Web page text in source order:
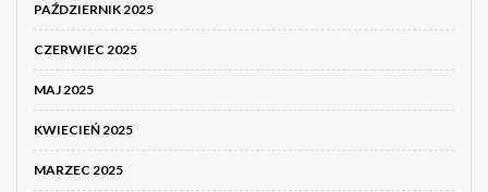
PAŹDZIERNIK 2025
CZERWIEC 2025
MAJ 2025
KWIECIEŃ 2025
MARZEC 2025